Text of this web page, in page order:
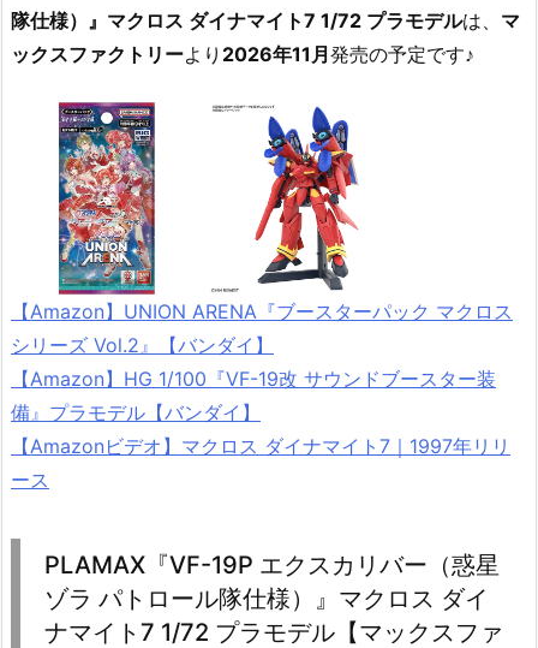
隊仕様）』マクロス ダイナマイト7 1/72 プラモデルは、 マ
ックスファクトリーより 2026年11月発売の予定です♪
【Amazon】UNION ARENA『ブースターパック マクロス
シリーズ Vol.2』【バンダイ】
【Amazon】HG 1/100『VF-19改 サウンドブースター装
備』プラモデル【バンダイ】
【Amazonビデオ】マクロス ダイナマイト7｜1997年リリ
ース
PLAMAX『VF-19P エクスカリバー（惑星
ゾラ パトロール隊仕様）』マクロス ダイ
ナマイト7 1/72 プラモデル【マックスファ